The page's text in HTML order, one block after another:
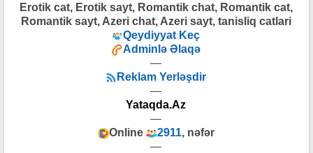
Erotik cat, Erotik sayt, Romantik chat, Romantik cat,
Romantik sayt, Azeri chat, Azeri sayt, tanisliq catlari
Qeydiyyat Keç
Adminlə Əlaqə
—
Reklam Yerləşdir
—
Yataqda.Az
—
Online
2911, nəfər
—